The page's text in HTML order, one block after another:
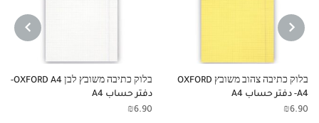
בלוק כתיבה צהוב משובץ OXFORD
A4- دفتر حساب A4
₪6.90
בלוק כתיבה משובץ לבן OXFORD A4-
دفتر حساب A4
₪6.90